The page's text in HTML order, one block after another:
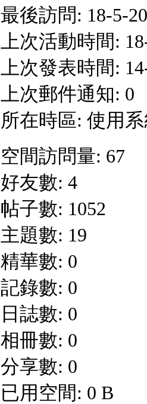
最後訪問: 18-5-
上次活動時間:
上次發表時間:
上次郵件通知: 0
所在時區: 使用
空間訪問量: 67
好友數: 4
帖子數: 1052
主題數: 19
精華數: 0
記錄數: 0
日誌數: 0
相冊數: 0
分享數: 0
已用空間: 0 B